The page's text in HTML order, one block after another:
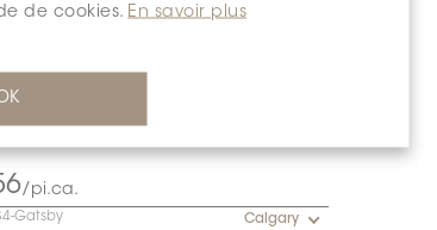
de cookies. En savoir plus
/pi.ca.
Gatsby Calgary